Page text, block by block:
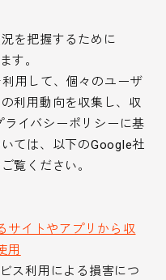
を把握するために
す。
用して、個々のユーザ
利用動向を収集し、収
イバシーポリシーに基
ては、以下のGoogle社
覧ください。
サイトやアプリから収
用
ス利用による損害につ